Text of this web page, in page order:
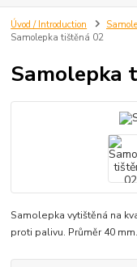
Úvod / Introduction
Samolepka tištěná 02
Samolepka
Samolepka vytištěná na
proti palivu. Průměr 40 mm.